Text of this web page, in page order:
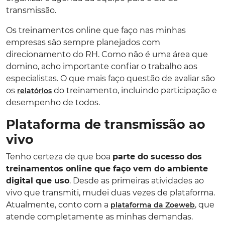
transmissão.
Os treinamentos online que faço nas minhas
empresas são sempre planejados com
direcionamento do RH. Como não é uma área que
domino, acho importante confiar o trabalho aos
especialistas. O que mais faço questão de avaliar são
os relatórios do treinamento, incluindo participação e
desempenho de todos.
Plataforma de transmissão ao
vivo
Tenho certeza de que boa parte do sucesso dos
treinamentos online que faço vem do ambiente
digital que uso. Desde as primeiras atividades ao
vivo que transmiti, mudei duas vezes de plataforma.
Atualmente, conto com a plataforma da Zoeweb, que
atende completamente as minhas demandas.